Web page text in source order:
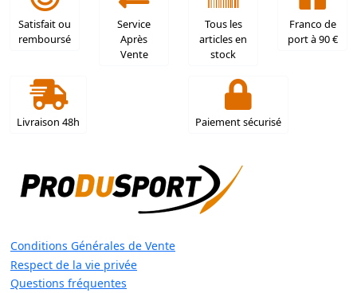
Satisfait ou
remboursé
Service
Après
Vente
Tous les
articles en
stock
Franco de
port à 90 €
Livraison 48h Paiement sécurisé
Conditions Générales de Vente
Respect de la vie privée
Questions fréquentes